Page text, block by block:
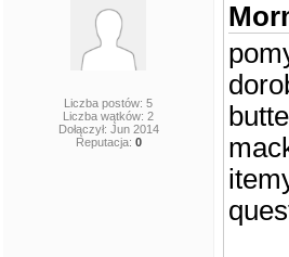
Liczba postów: 5
Liczba wątków: 2
Dołączył: Jun 2014
Reputacja: 0